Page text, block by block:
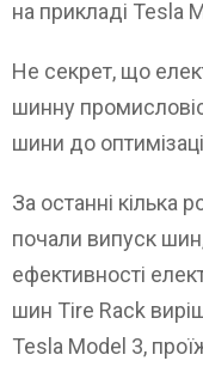
на прикладі Tesla
Не секрет, що
шинну
шини до
За останні кілька
почали випуск
ефективності
шин Tire Rack
Tesla Model 3,